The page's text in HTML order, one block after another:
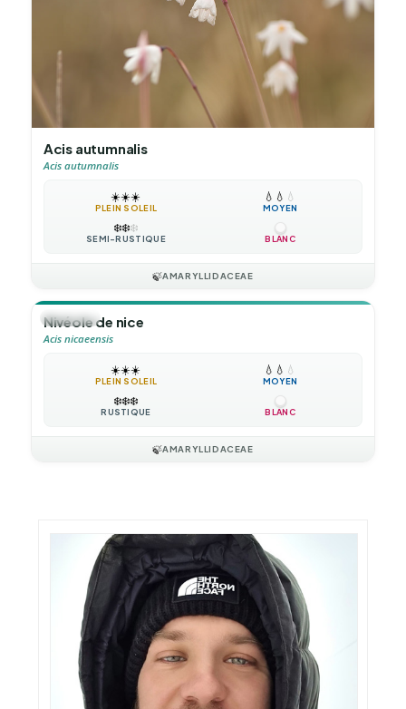
Acis autumnalis
Acis autumnalis
☀️☀️☀️
PLEIN SOLEIL
💧 💧 💧
MOYEN
❄️❄️❄️
SEMI-RUSTIQUE BLANC
🍃AMARYLLIDACEAE
🪴VIVACE
Nivéole de nice
Acis nicaeensis
☀️☀️☀️
PLEIN SOLEIL
💧 💧 💧
MOYEN
❄️❄️❄️
RUSTIQUE BLANC
🍃AMARYLLIDACEAE